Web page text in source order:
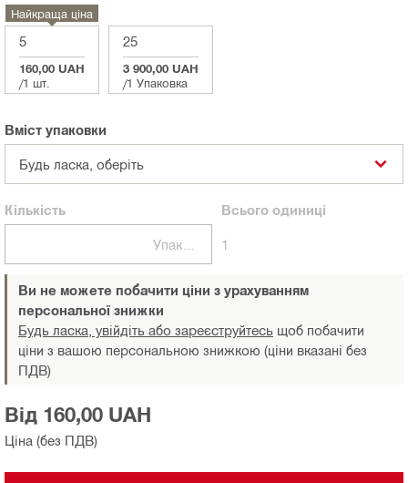
5
160,00 UAH
/1 шт.
Найкраща ціна
25
3 900,00 UAH
/1 Упаковка
Вміст упаковки
Будь ласка, оберіть
Кількість
Упаковки
Всьогоодиниці
1
Ви не можете побачити ціни з урахуванням
персональної знижки
Будь ласка, увійдіть або зареєструйтесь щоб побачити
ціни з вашою персональною знижкою (ціни вказані без
ПДВ)
Ціна (без ПДВ)
Від 160,00 UAH